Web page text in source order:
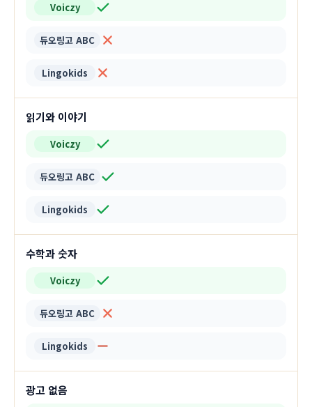
Voiczy
듀오링고 ABC
Lingokids
읽기와 이야기
Voiczy
듀오링고 ABC
Lingokids
수학과 숫자
Voiczy
듀오링고 ABC
Lingokids
광고 없음